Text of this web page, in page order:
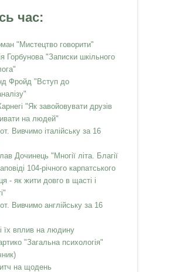
час:
"Мистецтво говорити"
Горбунова "Записки шкільного
Фройд "Вступ до
"Як завойовувати друзів
на людей"
Вивчимо італійську за 16
Дочинець "Многії літа. Благії
104-річного карпатського
- як жити довго в щасті і
Вивчимо англійську за 16
їх вплив на людину
"Загальна психологія"
на щодень